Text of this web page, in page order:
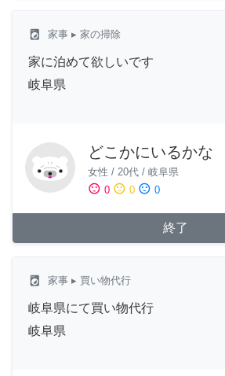
local_laundry_service 家事 ▸ 家の掃除
家に泊めて欲しいです
岐阜県
どこかにいるかな
女性 / 20代 / 岐阜県
sentiment_satisfied 0 sentiment_neutral 0 sentiment_dissatisfied 0
終了
local_laundry_service 家事 ▸ 買い物代行
岐阜県にて買い物代行
岐阜県